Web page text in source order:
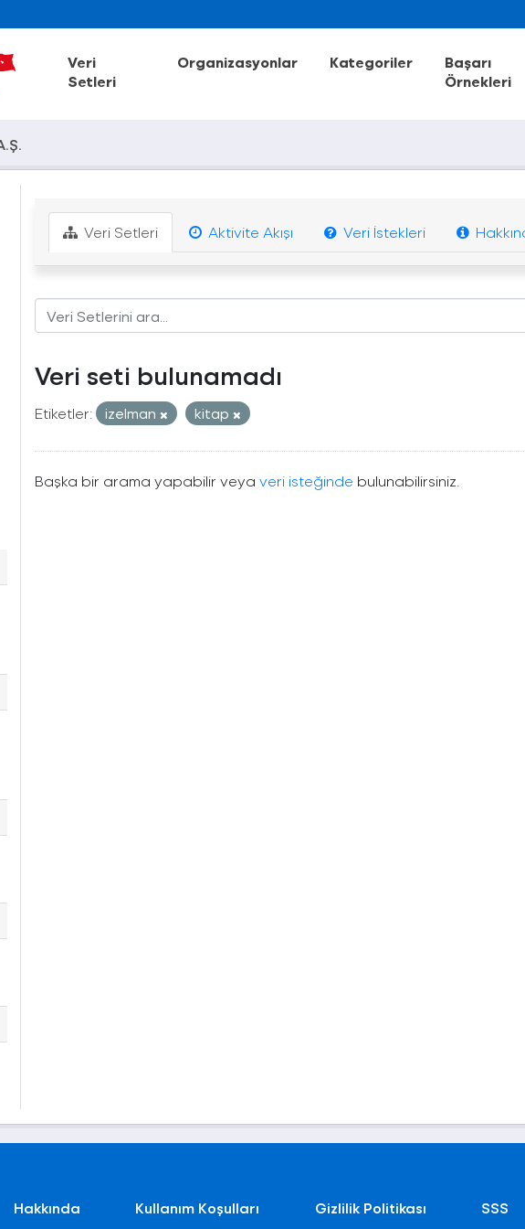
Veri
Setleri
Organizasyonlar Kategoriler
Başarı
Örnekleri
Veri Setleri Aktivite Akışı Veri İstekleri
Veri seti bulunamadı
Etiketler: izelman kitap
Başka bir arama yapabilir veya veri isteğinde bulunabilirsiniz.
Hakkında Kullanım Koşulları Gizlilik Politikası SSS